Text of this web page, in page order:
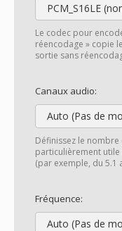
PCM_S16LE
Le codec pour
réencodage » copie
sortie sans
Canaux audio:
Auto (Pas de
Définissez le
particulièrement
(par exemple, du 5.1
Fréquence:
Auto (Pas de